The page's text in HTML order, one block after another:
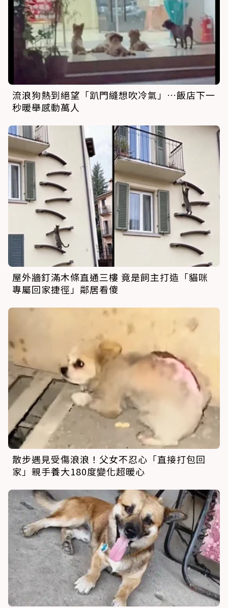
流浪狗熱到絕望「趴門縫想吹冷氣」…飯店下一
秒暖舉感動萬人
屋外牆釘滿木條直通三樓 竟是飼主打造「貓咪
專屬回家捷徑」鄰居看傻
散步遇見受傷浪浪！父女不忍心「直接打包回
家」親手養大180度變化超暖心